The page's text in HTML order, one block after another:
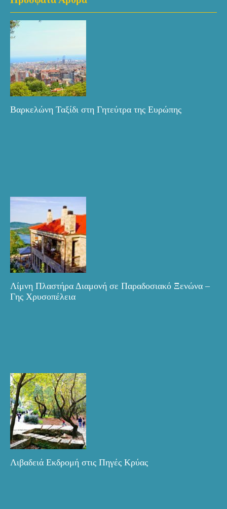
Βαρκελώνη Ταξίδι στη Γητεύτρα της Ευρώπης
Λίμνη Πλαστήρα Διαμονή σε Παραδοσιακό Ξενώνα –
Γης Χρυσοπέλεια
Λιβαδειά Εκδρομή στις Πηγές Κρύας